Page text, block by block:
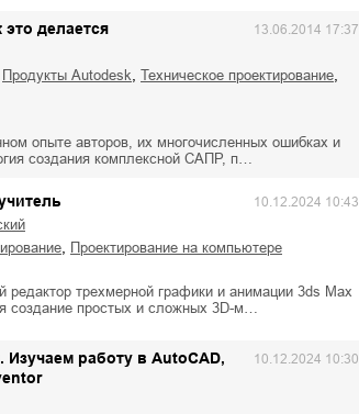
делается 13.06.2014 17:37
продукты Autodesk техническое проектирование
опыте авторов, их многочисленных ошибках и
создания комплексной САПР, п…
10.12.2024 10:43
проектирование на компьютере
редактор трехмерной графики и анимации 3ds Мах
создание простых и сложных 3D-м…
работу в AutoCAD,
10.12.2024 10:30